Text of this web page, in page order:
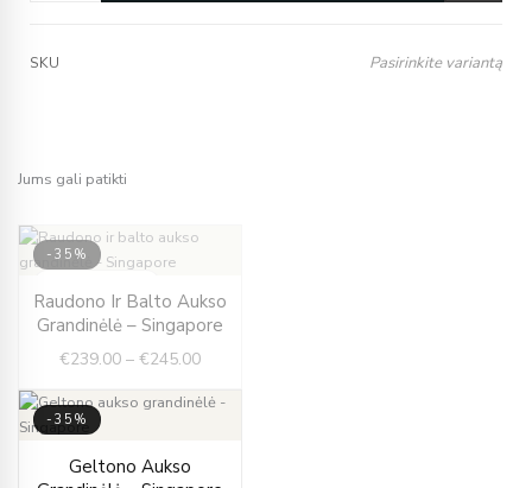
SKU Pasirinkite variantą
Jums gali patikti
-35%
Raudono Ir Balto Aukso
Grandinėlė – Singapore
€239.00 – €245.00
range:
€239.00
through
-35%
Geltono Aukso